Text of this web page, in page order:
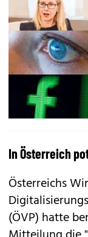
In Österreich
Österreichs
(ÖVP) hatte